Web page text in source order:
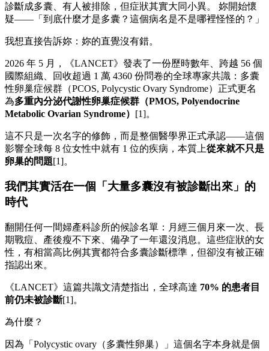
診斷成多囊、有人被排除，但症狀其實大同小異。 妳開始懷
疑——「到底什麼才是多囊？這個病名是不是哪裡怪怪的？」
我想直接告訴妳：妳的直覺沒有錯。
2026 年 5 月，《LANCET》發表了一份歷時數年、跨越 56 個
國際組織、回收超過 1 萬 4360 份問卷的全球專家共識：多囊
性卵巢症候群（PCOS, Polycystic Ovary Syndrome）正式更名
為多重內分泌代謝性卵巢症候群（PMOS, Polyendocrine
Metabolic Ovarian Syndrome） [1]。
這不只是一次名字的修飾，而是整個醫學界正式承認——這個
影響全球每 8 位女性中就有 1 位的疾病，本質上從來就不只是
卵巢的問題[1]。
我們其實活在一個「大量多囊沒有被診斷出來」的
時代
翻開任何一間婦產科診所的候診名單：月經三個月來一次、長
期戰痘、產後瘦不下來、備孕了一年還沒消息。這些症狀的女
性，有相當高比例其實都符合多囊診斷標準，但卻沒有被正確
指認出來。
《LANCET》這篇共識文清楚指出，全球高達 70% 的患者目
前仍未被診斷[1]。
為什麼？
因為「Polycystic ovary（多囊性卵巢）」這個名字本身就是個